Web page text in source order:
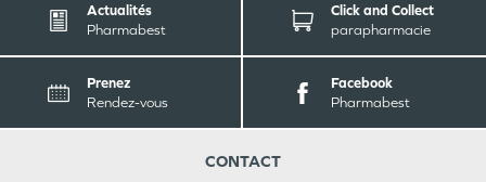
Actualités
Pharmabest
Click and Collect
parapharmacie
Prenez
Rendez-vous
Facebook
Pharmabest
CONTACT